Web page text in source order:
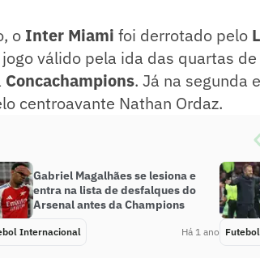
o Inter Miami foi derrotado pelo
válido pela ida das quartas
Concachampions. Já na segunda
centroavante Nathan Ordaz.
Gabriel Magalhães se lesiona e
entra na lista de desfalques do
Arsenal antes da Champions
Internacional Há 1 ano